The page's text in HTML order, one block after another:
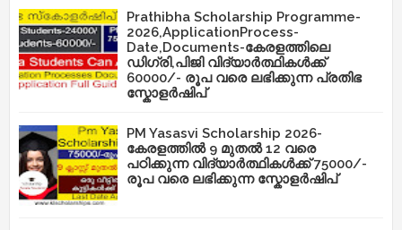
Prathibha Scholarship Programme-
2026,ApplicationProcess-
Date,Documents-കേരളത്തിലെ
ഡിഗ്രി,പിജി വിദ്യാർത്ഥികൾക്ക്
60000/- രൂപ വരെ ലഭിക്കുന്ന പ്രതിഭ
സ്കോളർഷിപ്
PM Yasasvi Scholarship 2026-
കേരളത്തിൽ 9 മുതൽ 12 വരെ
പഠിക്കുന്ന വിദ്യാർത്ഥികൾക്ക് 75000/-
രൂപ വരെ ലഭിക്കുന്ന സ്കോളർഷിപ്